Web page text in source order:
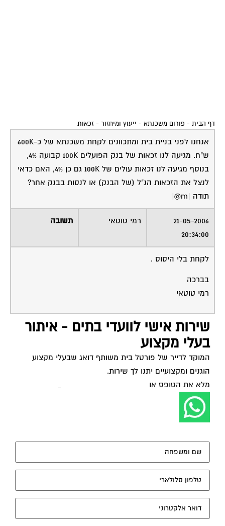
דף הבית - פורום משכנתא - ייעוץ ומיחזור - זכאות
אנחנו לפני בניית בית ומתכוונים לקחת משכנתא של כ-600K
ש"ח. מגיעה לנו זכאות של בנק הפועלים 100K קבועה 4%,
בנוסף מגיעה לנו זכאות עולים של 100K גם כן 4%, האם כדאי
לנצל את הזכאות הנ"ל (של הבנק) או לנסות בבנק אחר?
תודה |m@|
21-05-2006
20:34:00
רמי טוטאי תשובה
לקחת בלי היסוס .
בברכה
רמי טוטאי
שירות אישי לוועדי בתים - איתור
בעלי מקצוע
המוקד לדייר של פורטל בית משותף דואג שבעלי מקצוע
הוגנים ומקצועיים יתנו לך שירות.
מלא את הטופס או